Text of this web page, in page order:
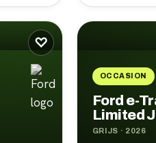
♡
OCCASION
Ford e-
Limited
GRIJS · 2026